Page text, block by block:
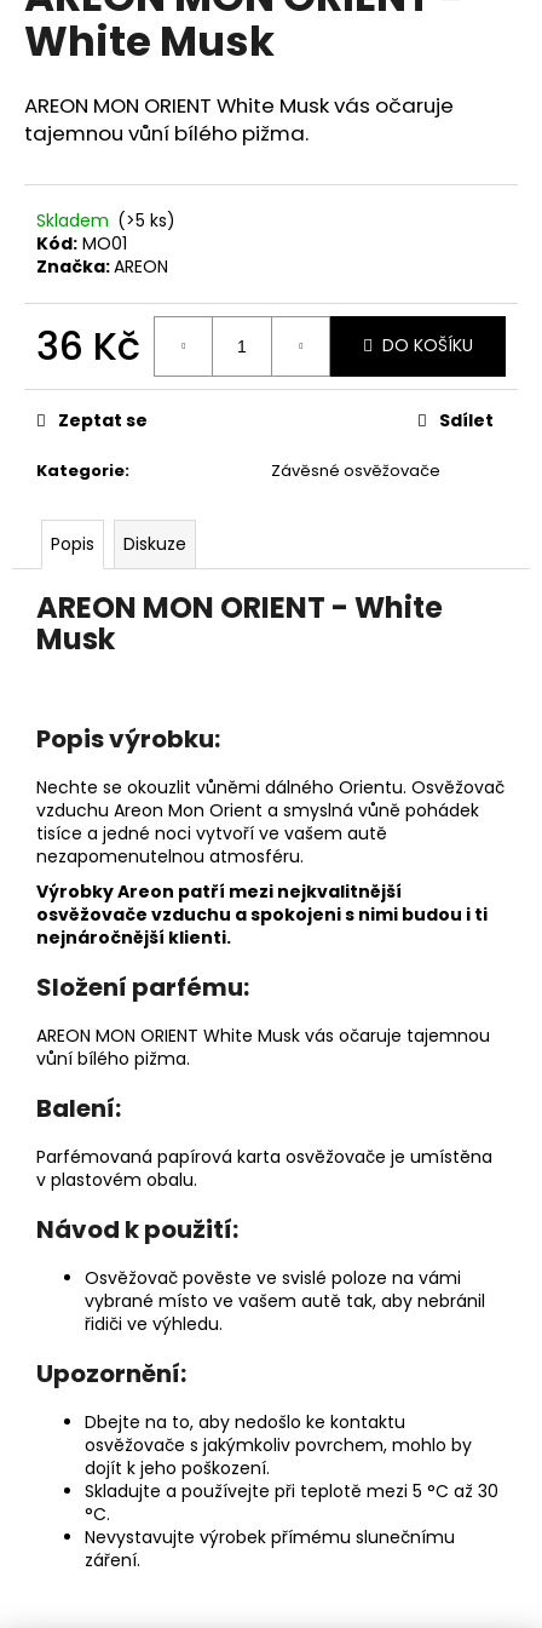
0,0
z
hvězdiček.
White Musk
AREON MON ORIENT White Musk vás očaruje
tajemnou vůní bílého pižma.
Skladem (>5 ks)
Kód: MO01
Značka:AREON
36 Kč
cena:
DO KOŠÍKU
Kategorie: Závěsné osvěžovače
Zeptat se Sdílet
Popis Diskuze
AREON MON ORIENT - White
Musk
Popis výrobku:
Nechte se okouzlit vůněmi dálného Orientu. Osvěžovač
vzduchu Areon Mon Orient a smyslná vůně pohádek
tisíce a jedné noci vytvoří ve vašem autě
nezapomenutelnou atmosféru.
Výrobky Areon patří mezi nejkvalitnější
osvěžovače vzduchu a spokojeni s nimi budou i ti
nejnáročnější klienti.
Složení parfému:
AREON MON ORIENT White Musk vás očaruje tajemnou
vůní bílého pižma.
Balení:
Parfémovaná papírová karta osvěžovače je umístěna
v plastovém obalu.
Návod k použití:
Osvěžovač pověste ve svislé poloze na vámi
vybrané místo ve vašem autě tak, aby nebránil
řidiči ve výhledu.
Upozornění:
Dbejte na to, aby nedošlo ke kontaktu
osvěžovače s jakýmkoliv povrchem, mohlo by
dojít k jeho poškození.
Skladujte a používejte při teplotě mezi 5 °C až 30
°C.
Nevystavujte výrobek přímému slunečnímu
záření.
a
j
í
t
D
o
o
u
e
m
AREON
CAN
SPORT
LUX
PLATINUM
80G
120
Kč